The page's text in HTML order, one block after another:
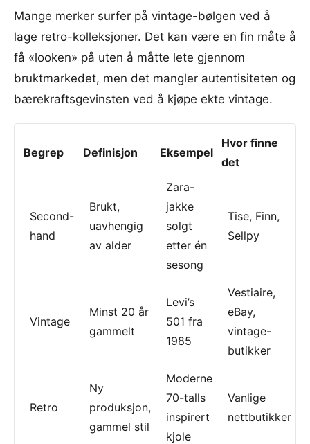
Mange merker surfer på vintage-bølgen ved å
lage retro-kolleksjoner. Det kan være en fin måte å
få «looken» på uten å måtte lete gjennom
bruktmarkedet, men det mangler autentisiteten og
bærekraftsgevinsten ved å kjøpe ekte vintage.
Begrep Definisjon Eksempel
Hvor finne
det
Second-
hand
Brukt,
uavhengig
av alder
Zara-
jakke
solgt
etter én
sesong
Tise, Finn,
Sellpy
Vintage
Minst 20 år
gammelt
Levi’s
501 fra
1985
Vestiaire,
eBay,
vintage-
butikker
Retro
Ny
produksjon,
gammel stil
Moderne
70-talls
inspirert
kjole
Vanlige
nettbutikker